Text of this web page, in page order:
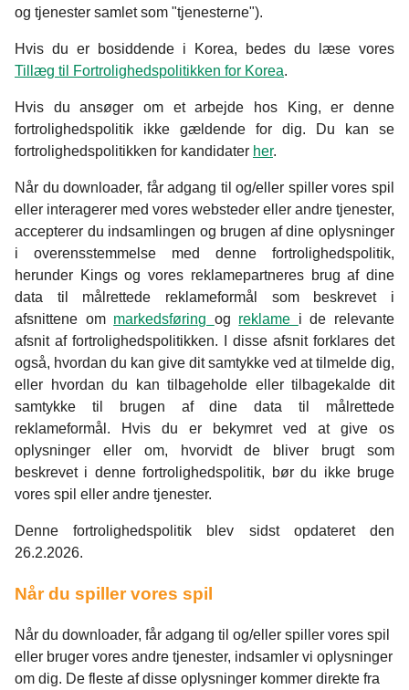
og tjenester samlet som "tjenesterne").
Hvis du er bosiddende i Korea, bedes du læse vores
Tillæg til Fortrolighedspolitikken for Korea.
Hvis du ansøger om et arbejde hos King, er denne
fortrolighedspolitik ikke gældende for dig. Du kan se
fortrolighedspolitikken for kandidater her.
Når du downloader, får adgang til og/eller spiller vores spil
eller interagerer med vores websteder eller andre tjenester,
accepterer du indsamlingen og brugen af dine oplysninger
i overensstemmelse med denne fortrolighedspolitik,
herunder Kings og vores reklamepartneres brug af dine
data til målrettede reklameformål som beskrevet i
afsnittene om markedsføring og reklame i de relevante
afsnit af fortrolighedspolitikken. I disse afsnit forklares det
også, hvordan du kan give dit samtykke ved at tilmelde dig,
eller hvordan du kan tilbageholde eller tilbagekalde dit
samtykke til brugen af dine data til målrettede
reklameformål. Hvis du er bekymret ved at give os
oplysninger eller om, hvorvidt de bliver brugt som
beskrevet i denne fortrolighedspolitik, bør du ikke bruge
vores spil eller andre tjenester.
Denne fortrolighedspolitik blev sidst opdateret den
26.2.2026.
Når du spiller vores spil
Når du downloader, får adgang til og/eller spiller vores spil
eller bruger vores andre tjenester, indsamler vi oplysninger
om dig. De fleste af disse oplysninger kommer direkte fra